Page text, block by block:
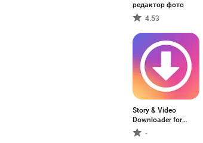
редактор фото
4.53
Story & Video
Downloader for
instagram
(InstaSave)
-